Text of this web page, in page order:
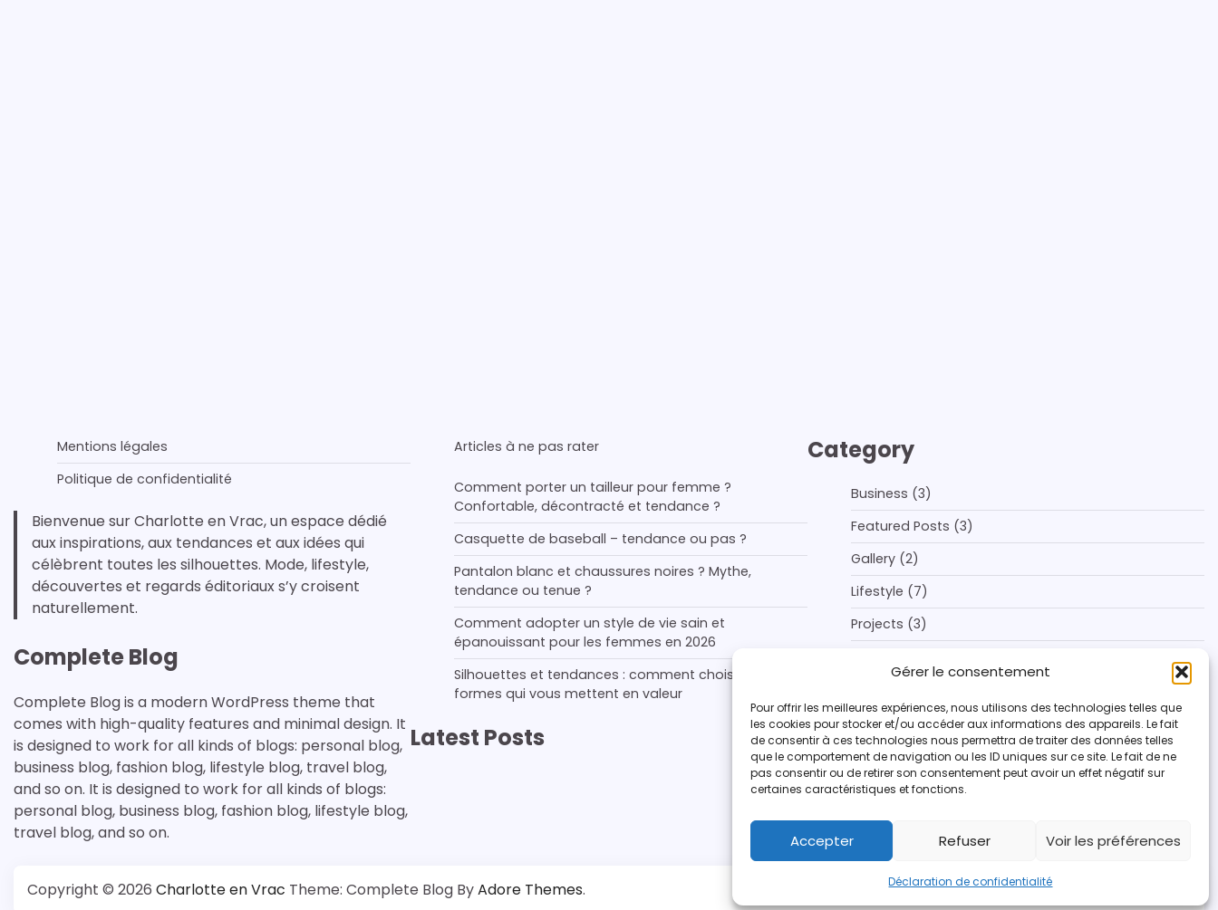
Gérer le consentement
Pour offrir les meilleures expériences, nous utilisons des technologies telles que
les cookies pour stocker et/ou accéder aux informations des appareils. Le fait
de consentir à ces technologies nous permettra de traiter des données telles
que le comportement de navigation ou les ID uniques sur ce site. Le fait de ne
pas consentir ou de retirer son consentement peut avoir un effet négatif sur
certaines caractéristiques et fonctions.
Accepter Refuser Voir les préférences
Déclaration de confidentialité
Mentions légales
Politique de confidentialité
Bienvenue sur Charlotte en Vrac, un espace dédié
aux inspirations, aux tendances et aux idées qui
célèbrent toutes les silhouettes. Mode, lifestyle,
découvertes et regards éditoriaux s’y croisent
naturellement.
Complete Blog
Complete Blog is a modern WordPress theme that
comes with high-quality features and minimal design. It
is designed to work for all kinds of blogs: personal blog,
business blog, fashion blog, lifestyle blog, travel blog,
and so on. It is designed to work for all kinds of blogs:
personal blog, business blog, fashion blog, lifestyle blog,
travel blog, and so on.
Articles à ne pas rater
Comment porter un tailleur pour femme ?
Confortable, décontracté et tendance ?
Casquette de baseball – tendance ou pas ?
Pantalon blanc et chaussures noires ? Mythe,
tendance ou tenue ?
Comment adopter un style de vie sain et
épanouissant pour les femmes en 2026
Silhouettes et tendances : comment choisir les
formes qui vous mettent en valeur
Latest Posts
Category
Business (3)
Featured Posts (3)
Gallery (2)
Lifestyle (7)
Projects (3)
Voyage(4)
Copyright © 2026 Charlotte en Vrac Theme: Complete Blog ByAdore Themes. instagram
twitter